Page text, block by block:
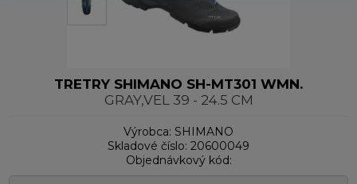
TRETRY SHIMANO SH-MT301 WMN.
GRAY,VEL 39 - 24.5 CM
Výrobca: SHIMANO
Skladové číslo: 20600049
Objednávkový kód: